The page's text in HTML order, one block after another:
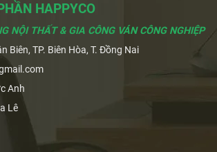
HAPPYCO
NỘI THẤT & GIA CÔNG VÁN CÔNG NGHIỆP
Biên, TP. Biên Hòa, T. Đồng Nai
Anh
Lê